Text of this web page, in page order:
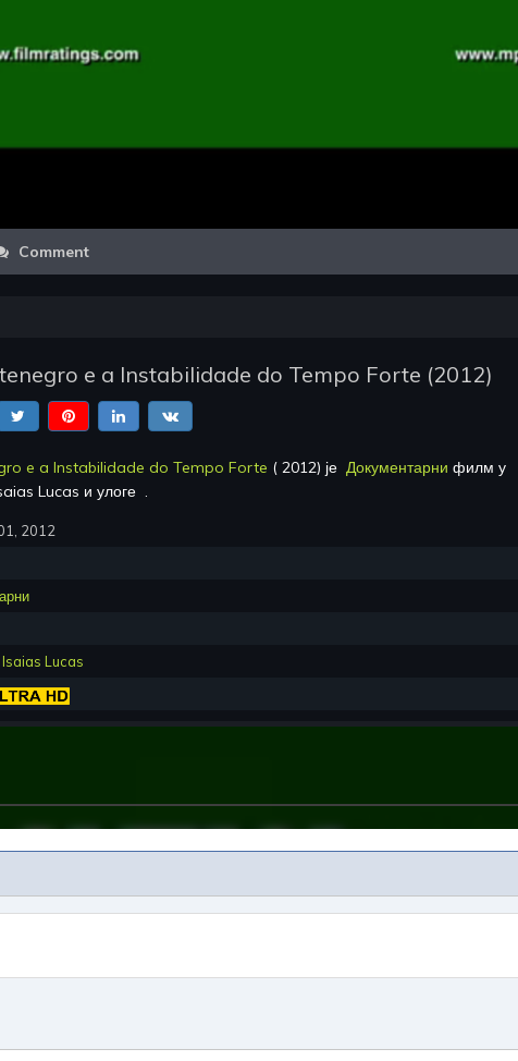
Comment
e a Instabilidade do Tempo Forte (2012)
e a Instabilidade do Tempo Forte ( 2012) је Документарни филм у
Lucas и улоге .
2012
Isaias Lucas